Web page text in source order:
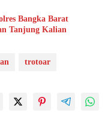
Bangka Barat
Tanjung Kalian
trotoar